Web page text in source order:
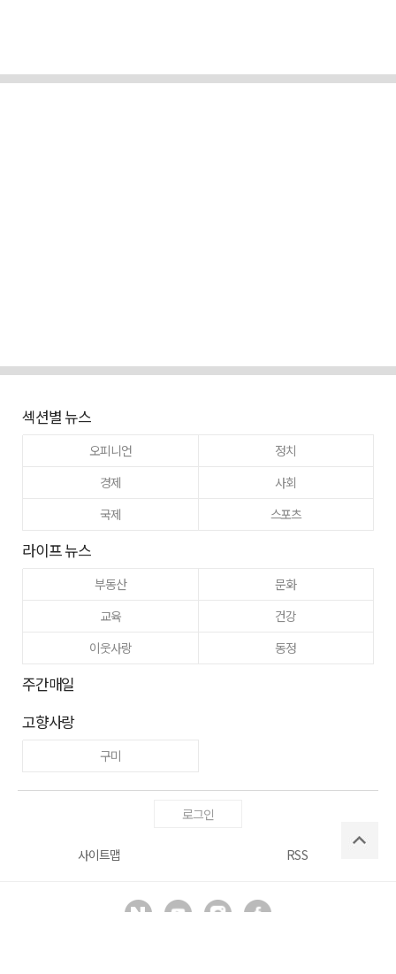
섹션별 뉴스
오피니언
정치
경제
사회
국제
스포츠
라이프 뉴스
부동산
문화
교육
건강
이웃사랑
동정
주간매일
고향사랑
구미
로그인
사이트맵 RSS